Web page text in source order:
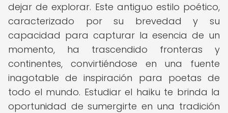
dejar de explorar. Este antiguo estilo poético,
caracterizado por su brevedad y su
capacidad para capturar la esencia de un
momento, ha trascendido fronteras y
continentes, convirtiéndose en una fuente
inagotable de inspiración para poetas de
todo el mundo. Estudiar el haiku te brinda la
oportunidad de sumergirte en una tradición